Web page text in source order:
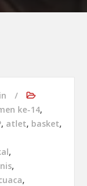
ke-14,
, atlet, basket,
,
,
,